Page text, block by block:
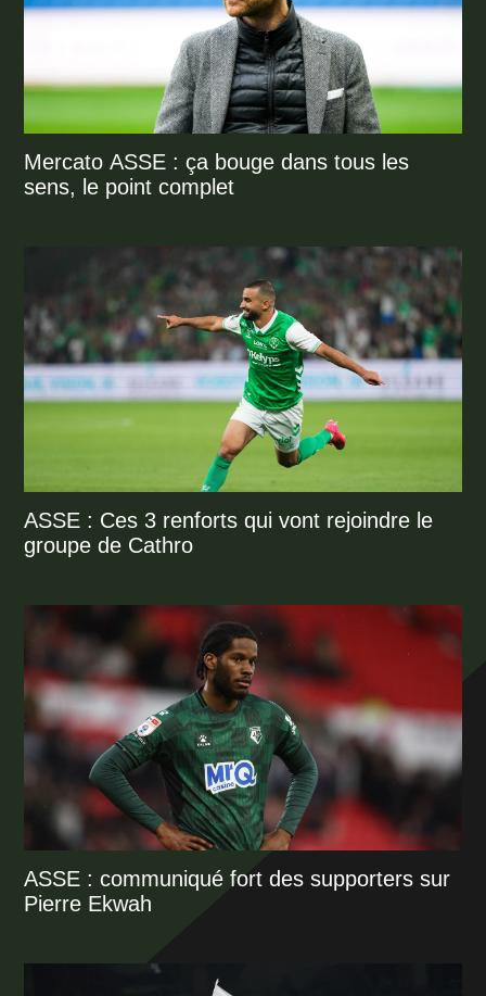
Mercato ASSE : ça bouge dans tous les
sens, le point complet
ASSE : Ces 3 renforts qui vont rejoindre le
groupe de Cathro
ASSE : communiqué fort des supporters sur
Pierre Ekwah